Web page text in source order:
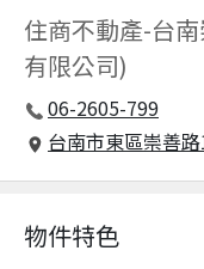
住商不動產-台
有限公司)
06-2605-799
台南市東區崇善
物件特色